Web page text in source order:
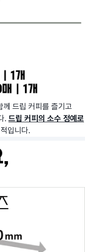
께 드립 커피를 즐기고
. 드립 커피의 소수 정예로
입니다.